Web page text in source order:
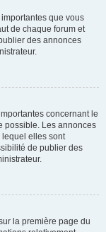
que vous
de chaque forum et
des annonces
concernant le
possible. Les annonces
elles sont
de publier des
la première page du